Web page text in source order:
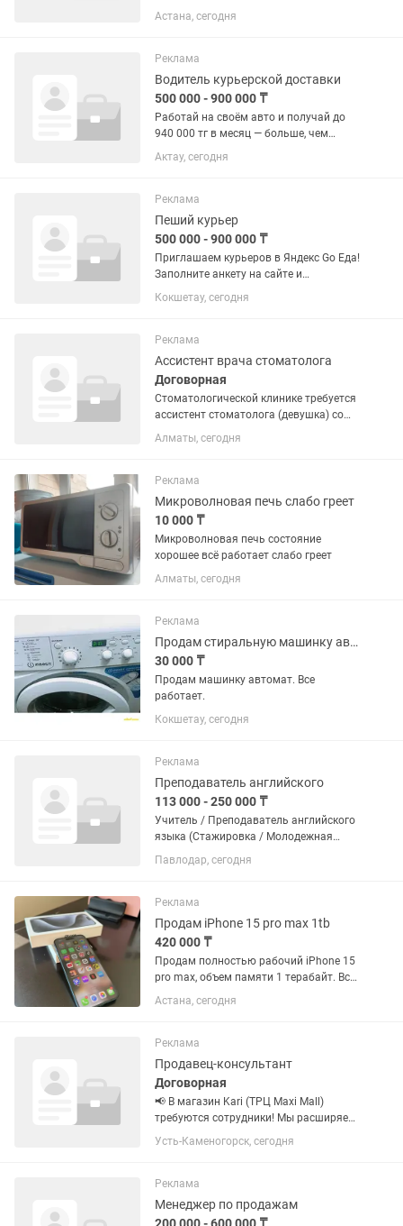
терминалом Прием заказов, запись
клиентов Контроль качества
Астана, сегодня
Реклама
Водитель курьерской доставки
500 000 - 900 000 ₸
Работай на своём авто и получай до
940 000 тг в месяц — больше, чем
рулём такси! Доставка еды —
стабильный спрос, короткие маршруты
Доход выше среднего по такси...
Актау, сегодня
Реклама
Пеший курьер
500 000 - 900 000 ₸
Приглашаем курьеров в Яндекс Go Еда!
Заполните анкету на сайте и
зарабатывайте уже сегодня! Работайте
пешком, на велосипеде, мотоцикле или
вас...
Кокшетау, сегодня
Реклама
Ассистент врача стоматолога
Договорная
Стоматологической клинике требуется
ассистент стоматолога (девушка) со
средним специальным медицинским
образованием. Зарплата 300.000 тенге
Алматы, сегодня
Реклама
Микроволновая печь слабо греет
10 000 ₸
Микроволновая печь состояние
хорошее всё работает слабо греет
Алматы, сегодня
Реклама
Продам стиральную машинку автомат
30 000 ₸
Продам машинку автомат. Все
работает.
Кокшетау, сегодня
Реклама
Преподаватель английского
113 000 - 250 000 ₸
Учитель / Преподаватель английского
языка (Стажировка / Молодежная
практика) О работодателе: Центр
современных языков «Лингвастан»
позицию преподавателя в рамках...
Павлодар, сегодня
Реклама
Продам iPhone 15 pro max 1tb
420 000 ₸
Продам полностью рабочий iPhone 15
pro max, объем памяти 1 терабайт. Все
функции работают, телефон никогда не
был в ремонте, любые проверки.
аккумулятор держит...
Астана, сегодня
Реклама
Продавец-консультант
Договорная
📢 В магазин Kari (ТРЦ Maxi Mall)
требуются сотрудники! Мы расширяем
команду и приглашаем на работу
ответственных, активных и
Открытые вакансии: ❗️Администратор
(без...
Усть-Каменогорск, сегодня
Реклама
Менеджер по продажам